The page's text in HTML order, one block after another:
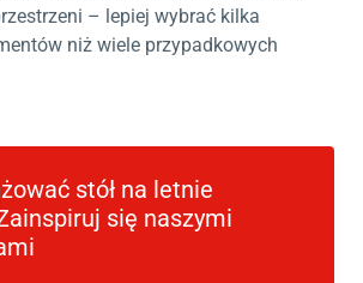
– lepiej wybrać kilka
niż wiele przypadkowych
stół na letnie
się naszymi